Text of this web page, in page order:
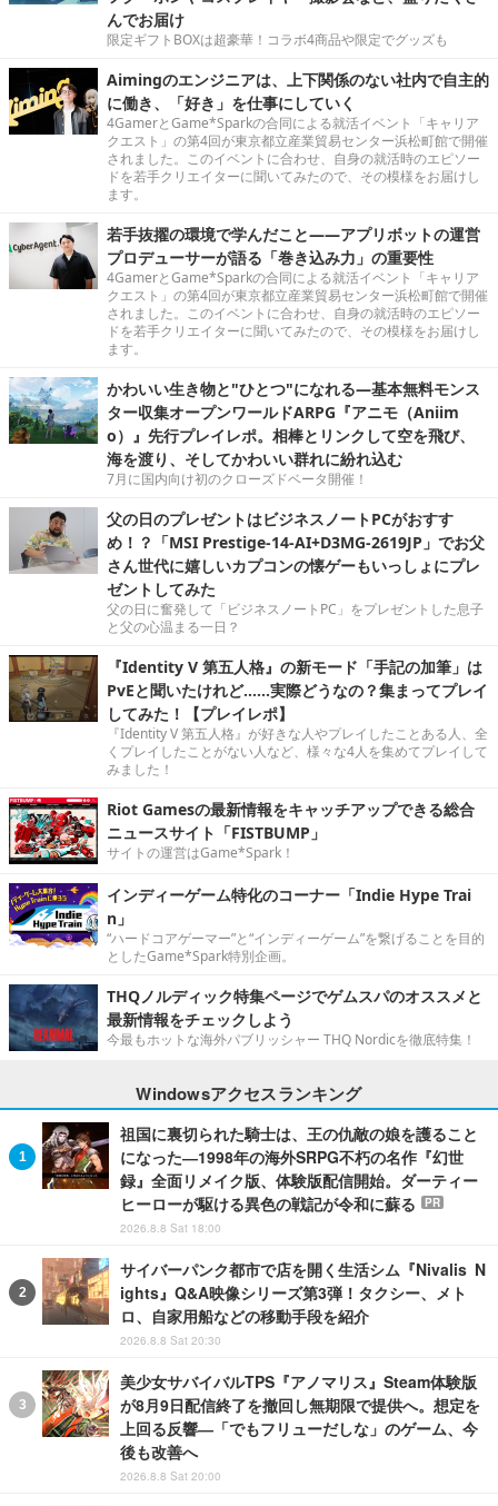
んでお届け
限定ギフトBOXは超豪華！コラボ4商品や限定でグッズも
Aimingのエンジニアは、上下関係のない社内で自主的
に働き、「好き」を仕事にしていく
4GamerとGame*Sparkの合同による就活イベント「キャリア
クエスト」の第4回が東京都立産業貿易センター浜松町館で開催
されました。このイベントに合わせ、自身の就活時のエピソー
ドを若手クリエイターに聞いてみたので、その模様をお届けし
ます。
若手抜擢の環境で学んだこと――アプリボットの運営
プロデューサーが語る「巻き込み力」の重要性
4GamerとGame*Sparkの合同による就活イベント「キャリア
クエスト」の第4回が東京都立産業貿易センター浜松町館で開催
されました。このイベントに合わせ、自身の就活時のエピソー
ドを若手クリエイターに聞いてみたので、その模様をお届けし
ます。
かわいい生き物と"ひとつ"になれる―基本無料モンス
ター収集オープンワールドARPG『アニモ（Aniim
o）』先行プレイレポ。相棒とリンクして空を飛び、
海を渡り、そしてかわいい群れに紛れ込む
7月に国内向け初のクローズドベータ開催！
父の日のプレゼントはビジネスノートPCがおすす
め！？「MSI Prestige-14-AI+D3MG-2619JP」でお父
さん世代に嬉しいカプコンの懐ゲーもいっしょにプレ
ゼントしてみた
父の日に奮発して「ビジネスノートPC」をプレゼントした息子
と父の心温まる一日？
『Identity V 第五人格』の新モード「手記の加筆」は
PvEと聞いたけれど……実際どうなの？集まってプレイ
してみた！【プレイレポ】
『Identity V 第五人格』が好きな人やプレイしたことある人、全
くプレイしたことがない人など、様々な4人を集めてプレイして
みました！
Riot Gamesの最新情報をキャッチアップできる総合
ニュースサイト「FISTBUMP」
サイトの運営はGame*Spark！
インディーゲーム特化のコーナー「Indie Hype Trai
n」
“ハードコアゲーマー”と“インディーゲーム”を繋げることを目的
としたGame*Spark特別企画。
THQノルディック特集ページでゲムスパのオススメと
最新情報をチェックしよう
今最もホットな海外パブリッシャー THQ Nordicを徹底特集！
Windowsアクセスランキング
祖国に裏切られた騎士は、王の仇敵の娘を護ること
になった―1998年の海外SRPG不朽の名作『幻世
録』全面リメイク版、体験版配信開始。ダーティー
ヒーローが駆ける異色の戦記が令和に蘇る
PR
2026.8.8 Sat 18:00
サイバーパンク都市で店を開く生活シム『Nivalis N
ights』Q&A映像シリーズ第3弾！タクシー、メト
ロ、自家用船などの移動手段を紹介
2026.8.8 Sat 20:30
美少女サバイバルTPS『アノマリス』Steam体験版
が8月9日配信終了を撤回し無期限で提供へ。想定を
上回る反響―「でもフリューだしな」のゲーム、今
後も改善へ
2026.8.8 Sat 20:00